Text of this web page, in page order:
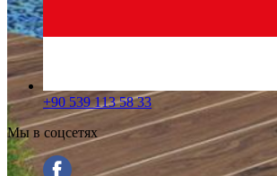
+90 539 113 58 33
Мы в соцсетях